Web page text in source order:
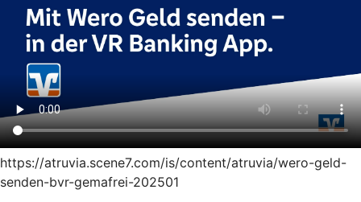
https://atruvia.scene7.com/is/content/atruvia/wero-geld-
senden-bvr-gemafrei-202501